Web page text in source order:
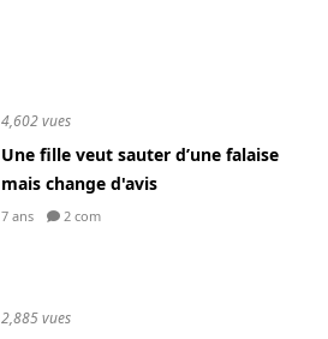
4,602 vues
Une fille veut sauter d’une falaise
mais change d'avis
7 ans 2 com
2,885 vues